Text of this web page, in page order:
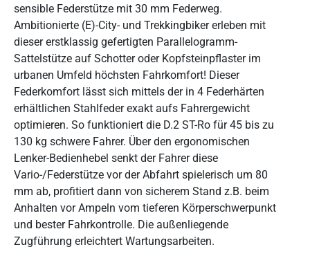
sensible Federstütze mit 30 mm Federweg.
Ambitionierte (E)-City- und Trekkingbiker erleben mit
dieser erstklassig gefertigten Parallelogramm-
Sattelstütze auf Schotter oder Kopfsteinpflaster im
urbanen Umfeld höchsten Fahrkomfort! Dieser
Federkomfort lässt sich mittels der in 4 Federhärten
erhältlichen Stahlfeder exakt aufs Fahrergewicht
optimieren. So funktioniert die D.2 ST-Ro für 45 bis zu
130 kg schwere Fahrer. Über den ergonomischen
Lenker-Bedienhebel senkt der Fahrer diese
Vario-/Federstütze vor der Abfahrt spielerisch um 80
mm ab, profitiert dann von sicherem Stand z.B. beim
Anhalten vor Ampeln vom tieferen Körperschwerpunkt
und bester Fahrkontrolle. Die außenliegende
Zugführung erleichtert Wartungsarbeiten.